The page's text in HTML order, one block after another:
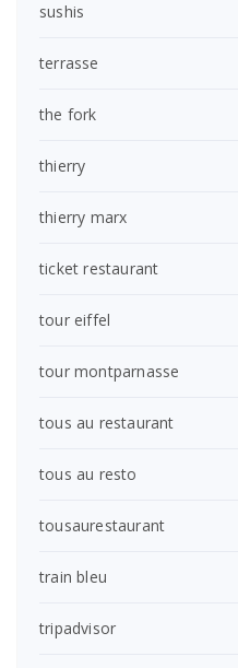
sushis
terrasse
the fork
thierry
thierry marx
ticket restaurant
tour eiffel
tour montparnasse
tous au restaurant
tous au resto
tousaurestaurant
train bleu
tripadvisor